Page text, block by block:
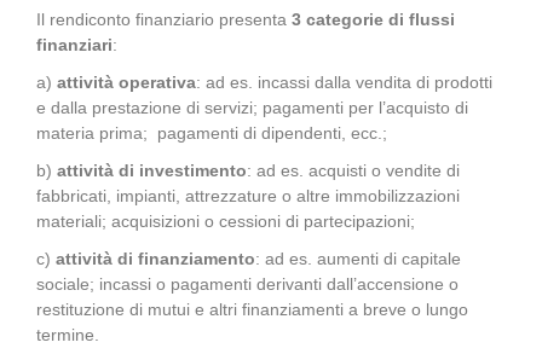
Il rendiconto finanziario presenta 3 categorie di flussi
finanziari:
a) attività operativa: ad es. incassi dalla vendita di prodotti
e dalla prestazione di servizi; pagamenti per l’acquisto di
materia prima; pagamenti di dipendenti, ecc.;
b) attività di investimento: ad es. acquisti o vendite di
fabbricati, impianti, attrezzature o altre immobilizzazioni
materiali; acquisizioni o cessioni di partecipazioni;
c) attività di finanziamento: ad es. aumenti di capitale
sociale; incassi o pagamenti derivanti dall’accensione o
restituzione di mutui e altri finanziamenti a breve o lungo
termine.